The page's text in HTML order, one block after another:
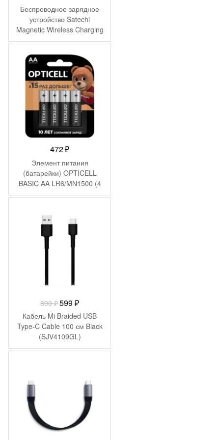
Беспроводное зарядное
устройство Satechi
Magnetic Wireless Charging
Cable. Интерфейс Type-C,
космос.
472₽
Элемент питания
(батарейки) OPTICELL
BASIC AA LR6/MN1500 (4
шт)
890₽Первоначальная
цена
составляла
890 ₽.
599₽Текущая
цена:
599 ₽.
Кабель Mi Braided USB
Type-C Cable 100 см Black
(SJV4109GL)